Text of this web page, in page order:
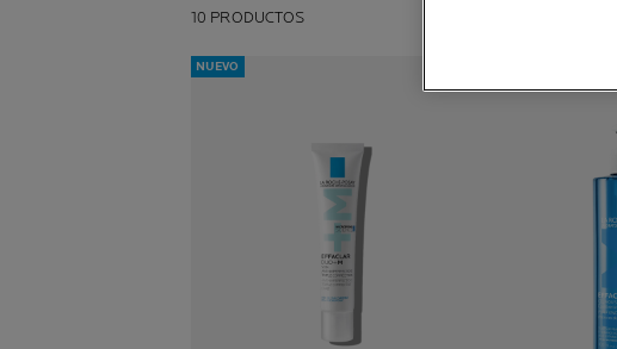
10 PRODUCTOS
NUEVO